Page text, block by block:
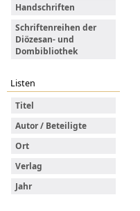
Handschriften
Schriftenreihen der
Diözesan- und
Dombibliothek
Listen
Titel
Autor / Beteiligte
Ort
Verlag
Jahr